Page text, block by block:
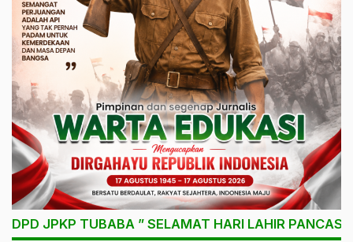
DPD JPKP TUBABA ” SELAMAT HARI LAHIR